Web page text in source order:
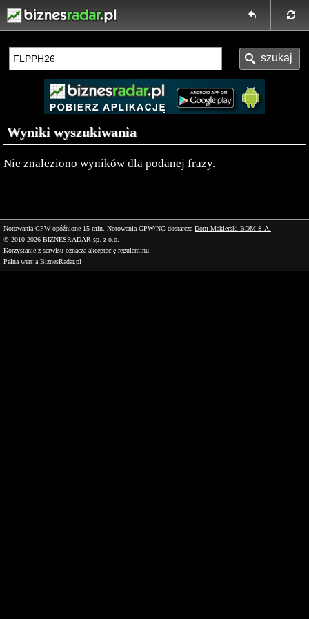
Wyniki wyszukiwania
Nie znaleziono wyników dla podanej frazy.
Notowania GPW opóźnione 15 min. Notowania GPW/NC dostarcza Dom Maklerski BDM S.A.
© 2010-2026 BIZNESRADAR sp. z o.o.
Korzystanie z serwisu oznacza akceptację regulaminu
Pełna wersja BiznesRadar.pl